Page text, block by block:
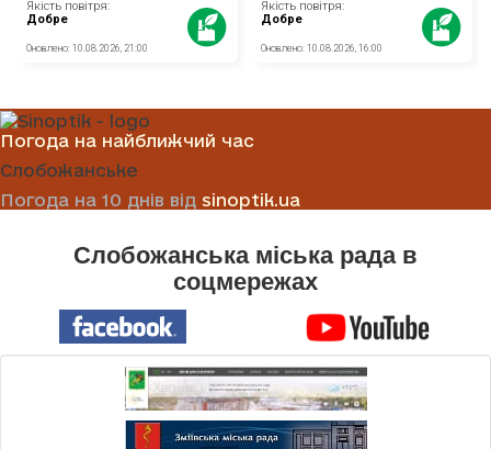
Погода на найближчий час
Слобожанське
Погода на 10 днів від sinoptik.ua
Слобожанська міська рада в
соцмережах